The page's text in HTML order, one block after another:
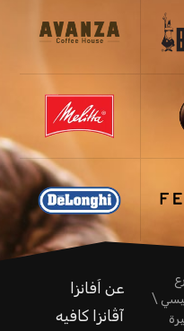
\
عن اَفانزا
آڤانزا كافيه